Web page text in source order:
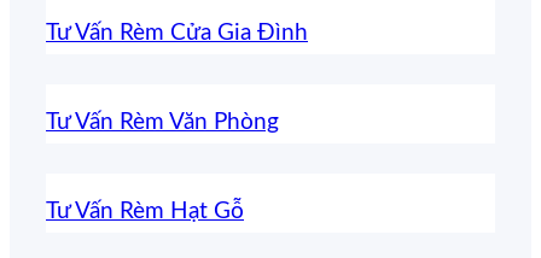
Tư Vấn Rèm Cửa Gia Đình
Tư Vấn Rèm Văn Phòng
Tư Vấn Rèm Hạt Gỗ